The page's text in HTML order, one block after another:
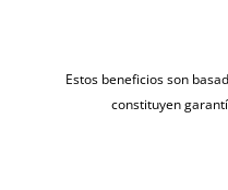
Estos beneficios son
constituyen